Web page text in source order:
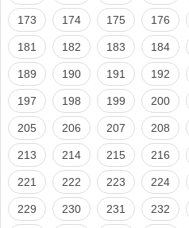
173 174 175 176
181 182 183 184
189 190 191 192
197 198 199 200
205 206 207 208
213 214 215 216
221 222 223 224
229 230 231 232